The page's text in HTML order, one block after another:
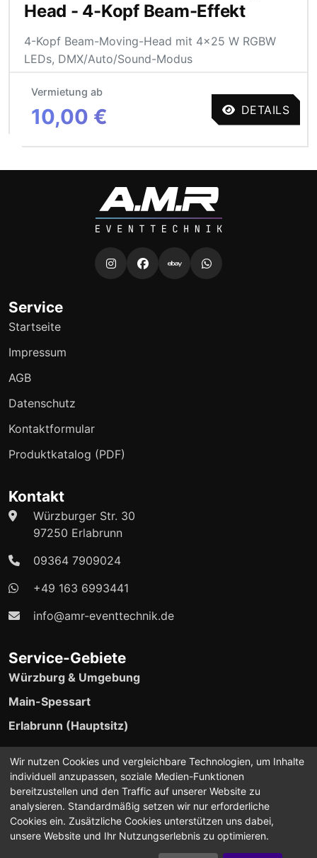
Head - 4-Kopf Beam-Effekt
4-Kopf Beam-Moving-Head mit 4×25 W RGBW
LEDs, DMX/Auto/Sound-Modus
Vermietung ab
10,00 € DETAILS
Service
Startseite
Impressum
AGB
Datenschutz
Kontaktformular
Produktkatalog (PDF)
Kontakt
Würzburger Str. 30
97250 Erlabrunn
09364 7909024
+49 163 6993441
info@amr-eventtechnik.de
Service-Gebiete
Würzburg & Umgebung
Main-Spessart
Erlabrunn (Hauptsitz)
24/7 Event-Support verfügbar
Wir nutzen Cookies und vergleichbare Technologien, um Inhalte
individuell anzupassen, soziale Medien-Funktionen
bereitzustellen und den Traffic auf unserer Website zu
analysieren. Standardmäßig setzen wir nur erforderliche
Cookies ein. Zusätzliche Cookies unterstützen uns dabei,
unsere Website und Ihr Nutzungserlebnis zu optimieren.